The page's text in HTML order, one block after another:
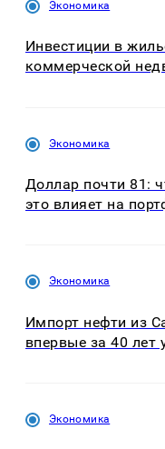
Экономика
Инвестиции в
коммерческой
Экономика
Доллар почти 81:
это влияет на
Экономика
Импорт нефти из
впервые за 40 лет
Экономика